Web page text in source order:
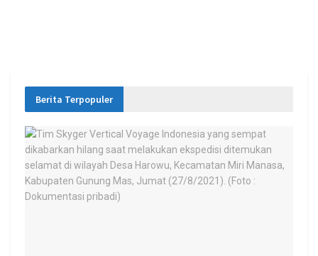
Berita Terpopuler